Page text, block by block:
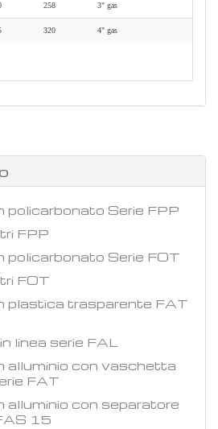
258 3" gas
320 4" gas
policarbonato Serie FPP
FPP
policarbonato Serie FOT
FOT
plastica trasparente FAT
linea serie FAL
alluminio con vaschetta
FAT
alluminio con separatore
15